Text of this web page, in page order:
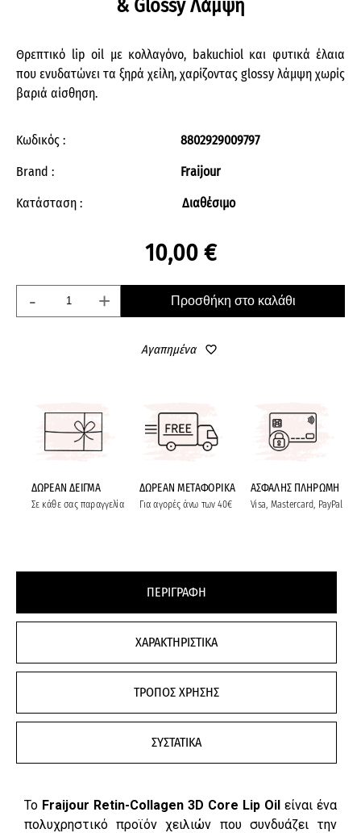
& Glossy Λάμψη
Θρεπτικό lip oil με κολλαγόνο, bakuchiol και φυτικά έλαια
που ενυδατώνει τα ξηρά χείλη, χαρίζοντας glossy λάμψη χωρίς
βαριά αίσθηση.
Κωδικός : 8802929009797
Brand : Fraijour
Κατάσταση : Διαθέσιμο
10,00 €
- + Προσθήκη στο καλάθι
ΔΩΡΕΑΝ ΔΕΙΓΜΑ
Σε κάθε σας παραγγελία
ΔΩΡΕΑΝ ΜΕΤΑΦΟΡΙΚΑ
Για αγορές άνω των 40€
ΑΣΦΑΛΗΣ ΠΛΗΡΩΜΗ
Visa, Mastercard, PayPal
Αγαπημένα favorite_border
ΠΕΡΙΓΡΑΦΗ
ΧΑΡΑΚΤΗΡΙΣΤΙΚΑ
ΤΡΟΠΟΣ ΧΡΗΣΗΣ
ΣΥΣΤΑΤΙΚΑ
Το Fraijour Retin-Collagen 3D Core Lip Oil είναι ένα
πολυχρηστικό προϊόν χειλιών που συνδυάζει την